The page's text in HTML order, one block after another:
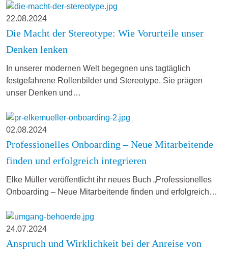
22.08.2024
Die Macht der Stereotype: Wie Vorurteile unser
Denken lenken
In unserer modernen Welt begegnen uns tagtäglich
festgefahrene Rollenbilder und Stereotype. Sie prägen
unser Denken und…
02.08.2024
Professionelles Onboarding – Neue Mitarbeitende
finden und erfolgreich integrieren
Elke Müller veröffentlicht ihr neues Buch „Professionelles
Onboarding – Neue Mitarbeitende finden und erfolgreich…
24.07.2024
Anspruch und Wirklichkeit bei der Anreise von